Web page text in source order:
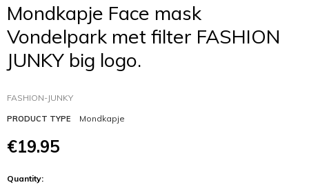
Mondkapje Face mask
Vondelpark met filter FASHION
JUNKY big logo.
FASHION-JUNKY
PRODUCT TYPE Mondkapje
€19.95
Quantity: